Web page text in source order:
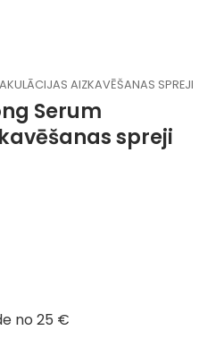
AIZKAVĒŠANAS SPREJI
Serum
spreji
no 25 €